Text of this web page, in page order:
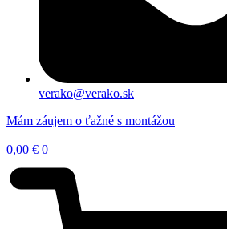
verako@verako.sk
Mám záujem o ťažné s montážou
0,00 € 0